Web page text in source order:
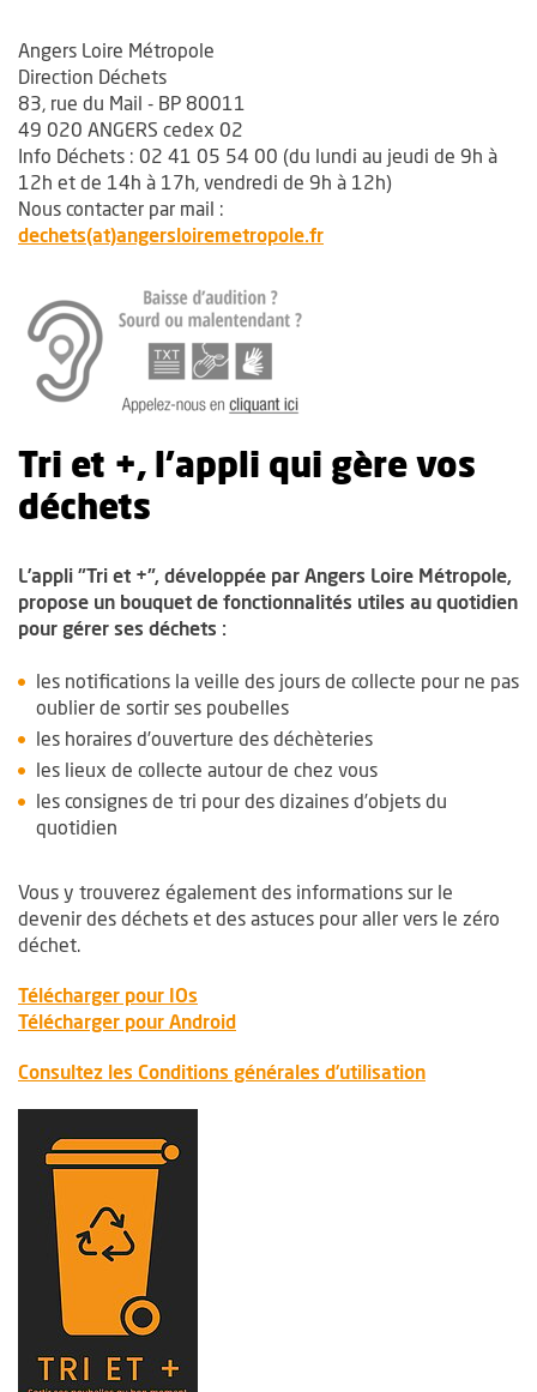
Angers Loire Métropole
Direction Déchets
83, rue du Mail - BP 80011
49 020 ANGERS cedex 02
Info Déchets : 02 41 05 54 00 (du lundi au jeudi de 9h à
12h et de 14h à 17h, vendredi de 9h à 12h)
Nous contacter par mail :
dechets(at)angersloiremetropole.fr, Ouvre une nouvelle
Tri et +, l’appli qui gère vos
déchets
L’appli "Tri et +", développée par Angers Loire Métropole,
propose un bouquet de fonctionnalités utiles au quotidien
pour gérer ses déchets :
les notifications la veille des jours de collecte pour ne pas
oublier de sortir ses poubelles
les horaires d’ouverture des déchèteries
les lieux de collecte autour de chez vous
les consignes de tri pour des dizaines d’objets du
quotidien
Vous y trouverez également des informations sur le
devenir des déchets et des astuces pour aller vers le zéro
déchet.
Télécharger pour IOs
Télécharger pour Android, Ouvre une nouvelle fenêtre
Consultez les Conditions générales d’utilisation